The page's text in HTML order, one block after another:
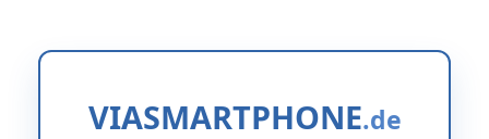
VIASMARTPHONE